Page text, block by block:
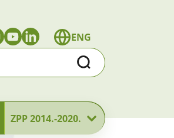
ENG
Traži
ZPP 2014.-2020.